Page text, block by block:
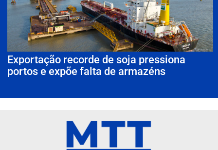
Exportação recorde de soja pressiona
portos e expõe falta de armazéns